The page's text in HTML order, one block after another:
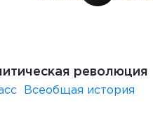
революция
Всеобщая история